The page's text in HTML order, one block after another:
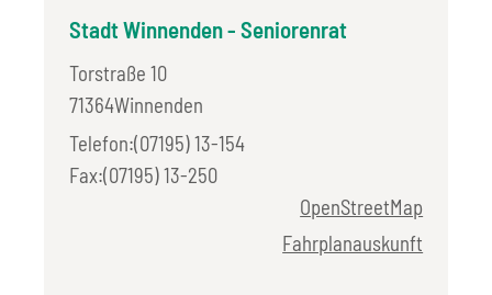
Stadt Winnenden - Seniorenrat
Torstraße 10
71364Winnenden
OpenStreetMap
Fahrplanauskunft
Telefon (07195) 13-154
Fax (07195) 13-250